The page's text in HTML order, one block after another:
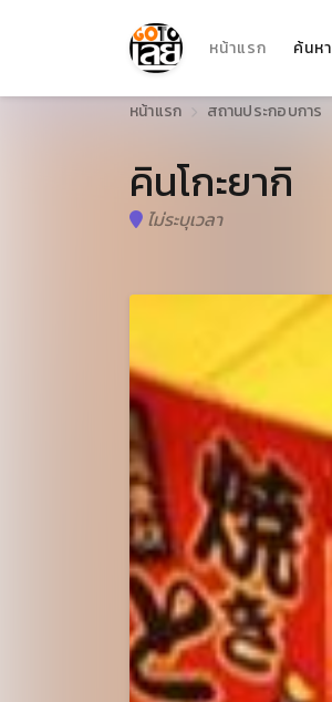
หน้าแรก ค้นหา
หน้าแรก สถานประกอบการ
คินโกะยากิ
ไม่ระบุเวลา